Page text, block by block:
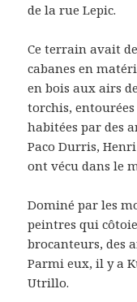
de la rue Lepic.
Ce terrain avait
cabanes en
en bois aux airs
torchis,
habitées par des
Paco Durris,
ont vécu dans le
Dominé par les
peintres qui
brocanteurs, des
Parmi eux, il y a
Utrillo.